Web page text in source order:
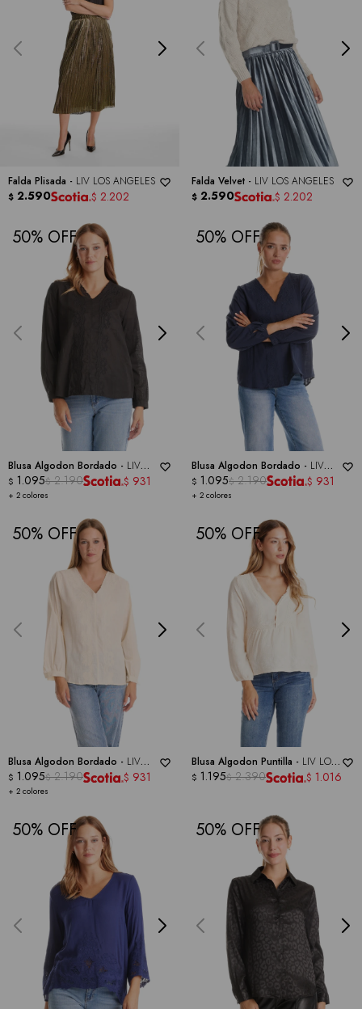
Falda Plisada - LIV LOS ANGELES
$ 2.590 $ 2.202
Falda Velvet - LIV LOS ANGELES
$ 2.590 $ 2.202
50
Blusa Algodon Bordado - LIV
LOS ANGELES
+ 2 colores
$ 1.095$ 2.190 $ 931
50
Blusa Algodon Bordado - LIV
LOS ANGELES
+ 2 colores
$ 1.095$ 2.190 $ 931
50
Blusa Algodon Bordado - LIV
LOS ANGELES
+ 2 colores
$ 1.095$ 2.190 $ 931
50
Blusa Algodon Puntilla - LIV LOS
ANGELES
$ 1.195$ 2.390 $ 1.016
50 50